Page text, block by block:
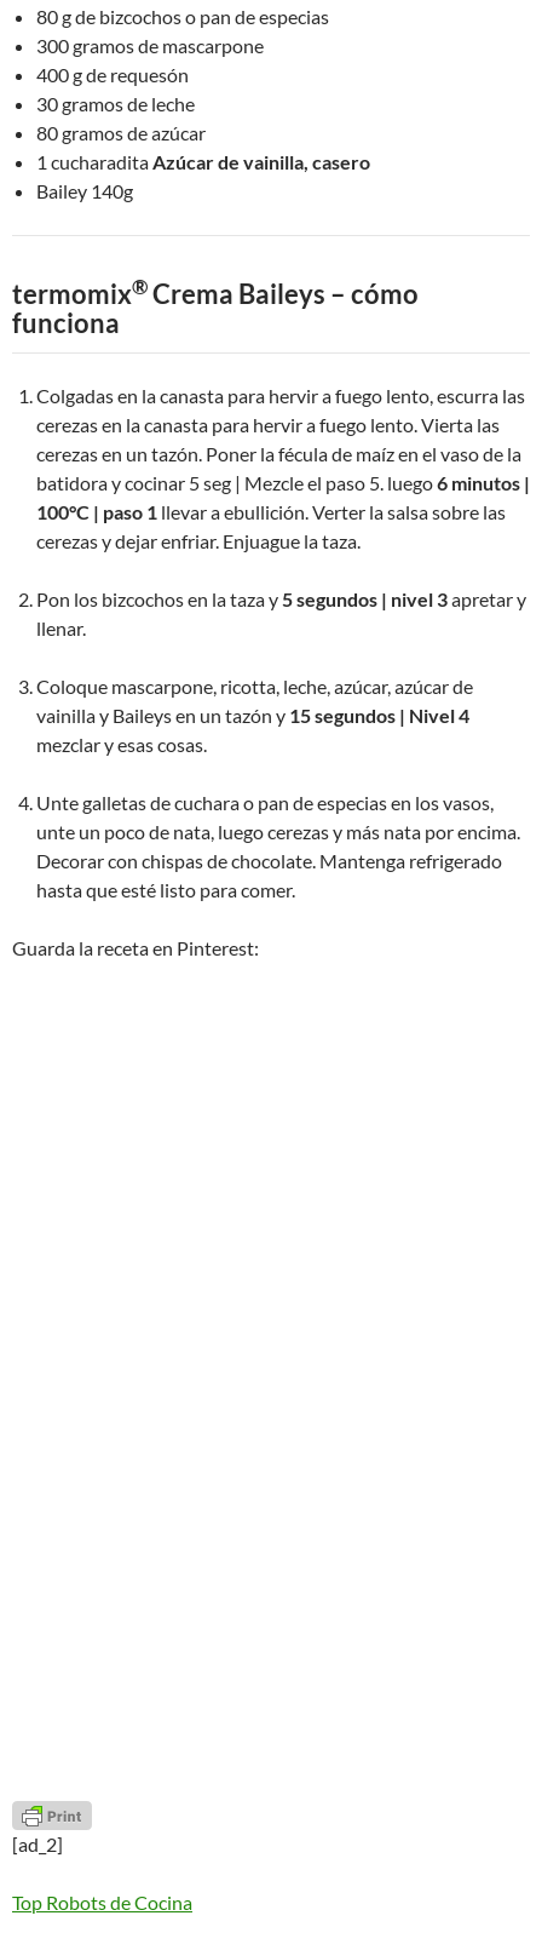
80 g de bizcochos o pan de especias
300 gramos de mascarpone
400 g de requesón
30 gramos de leche
80 gramos de azúcar
1 cucharaditaAzúcar de vainilla, casero
Bailey 140g
termomix® Crema Baileys – cómo
funciona
Colgadas en la canasta para hervir a fuego lento, escurra las
cerezas en la canasta para hervir a fuego lento. Vierta las
cerezas en un tazón. Poner la fécula de maíz en el vaso de la
batidora y cocinar 5 seg | Mezcle el paso 5. luego6 minutos |
100°C | paso 1 llevar a ebullición. Verter la salsa sobre las
cerezas y dejar enfriar. Enjuague la taza.
Pon los bizcochos en la taza y5 segundos | nivel 3apretar y
llenar.
Coloque mascarpone, ricotta, leche, azúcar, azúcar de
vainilla y Baileys en un tazón y 15 segundos | Nivel 4
mezclar y esas cosas.
Unte galletas de cuchara o pan de especias en los vasos,
unte un poco de nata, luego cerezas y más nata por encima.
Decorar con chispas de chocolate. Mantenga refrigerado
hasta que esté listo para comer.
Guarda la receta en Pinterest:
[ad_2]
Top Robots de Cocina